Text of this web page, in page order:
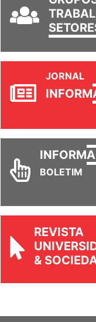
JORNAL
INFORM
INFORM
BOLETIM
REVISTA
&